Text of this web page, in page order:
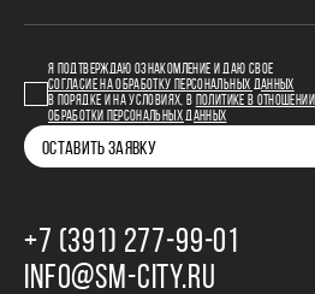
Я ПОДТВЕРЖДАЮ ОЗНАКОМЛЕНИЕ И ДАЮ СВОЕ
СОГЛАСИЕ НА ОБРАБОТКУ ПЕРСОНАЛЬНЫХ ДАННЫХ
В ПОРЯДКЕ И НА УСЛОВИЯХ, В
ПОЛИТИКЕ В ОТНОШЕНИИ
ОБРАБОТКИ ПЕРСОНАЛЬНЫХ ДАННЫХ
ОСТАВИТЬ ЗАЯВКУ
+7 (391) 277‒99‒01
INFO@SM-CITY.RU